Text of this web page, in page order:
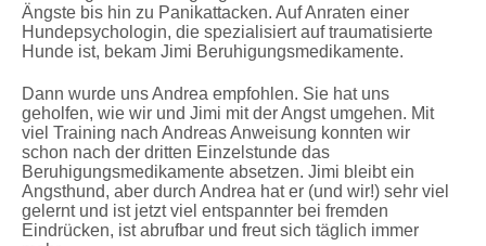
Ängste bis hin zu Panikattacken. Auf Anraten einer
Hundepsychologin, die spezialisiert auf traumatisierte
Hunde ist, bekam Jimi Beruhigungsmedikamente.
Dann wurde uns Andrea empfohlen. Sie hat uns
geholfen, wie wir und Jimi mit der Angst umgehen. Mit
viel Training nach Andreas Anweisung konnten wir
schon nach der dritten Einzelstunde das
Beruhigungsmedikamente absetzen. Jimi bleibt ein
Angsthund, aber durch Andrea hat er (und wir!) sehr viel
gelernt und ist jetzt viel entspannter bei fremden
Eindrücken, ist abrufbar und freut sich täglich immer